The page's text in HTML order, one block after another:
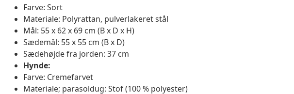
Farve: Sort
Materiale: Polyrattan, pulverlakeret stål
Mål: 55 x 62 x 69 cm (B x D x H)
Sædemål: 55 x 55 cm (B x D)
Sædehøjde fra jorden: 37 cm
Hynde:
Farve: Cremefarvet
Materiale; parasoldug: Stof (100 % polyester)